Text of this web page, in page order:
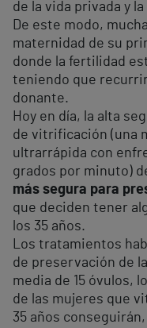
de la vida privada y
De este modo,
maternidad de su
donde la fertilidad
teniendo que
donante.
Hoy en día, la alta
de vitrificación (una
ultrarrápida con
grados por minuto)
más segura para
que deciden tener
los 35 años.
Los tratamientos
de preservación de
media de 15 óvulos,
de las mujeres que
35 años